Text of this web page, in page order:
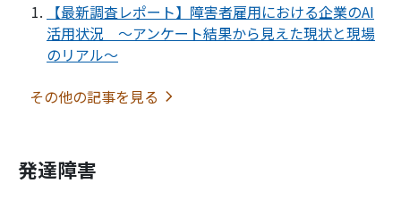
【最新調査レポート】障害者雇用における企業のAI
活用状況 ～アンケート結果から見えた現状と現場
のリアル～
その他の記事を見る
発達障害